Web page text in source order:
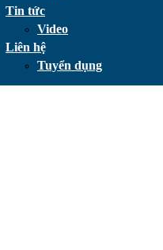
Tin tức
Video
Liên hệ
Tuyển dụng